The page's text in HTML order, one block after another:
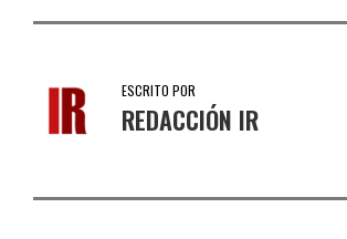
ESCRITO POR
REDACCIÓN IR